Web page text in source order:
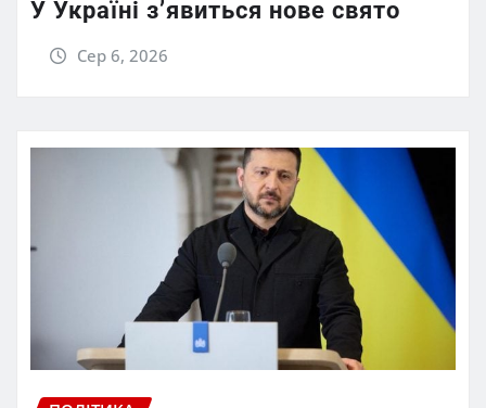
У Україні з’явиться нове свято
Сер 6, 2026